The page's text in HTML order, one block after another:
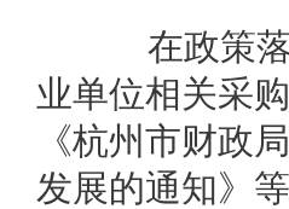
在政策落
业单位相关采
《杭州市财政
发展的通知》